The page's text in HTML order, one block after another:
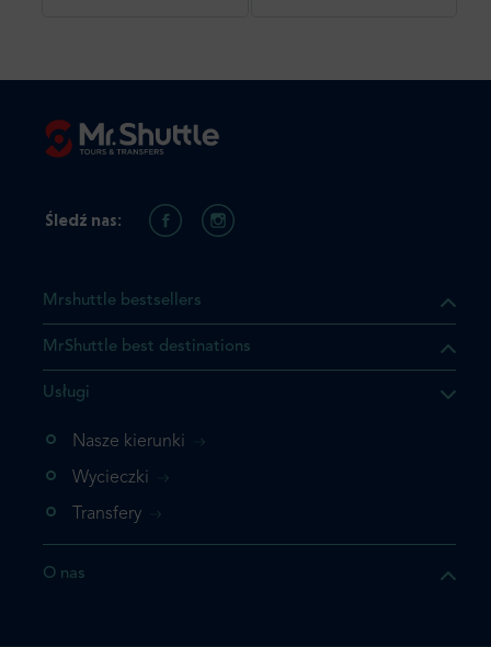
którego szukasz jest już
nie chcesz dodawać go
Mrshuttle bestsellers
MrShuttle best destinations
Usługi
Nasze kierunki
Wycieczki
Transfery
O nas
Śledź nas: